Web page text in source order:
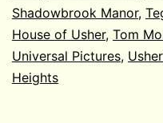
Shadowbrook Manor,
House of Usher, Tom
Universal Pictures,
Heights